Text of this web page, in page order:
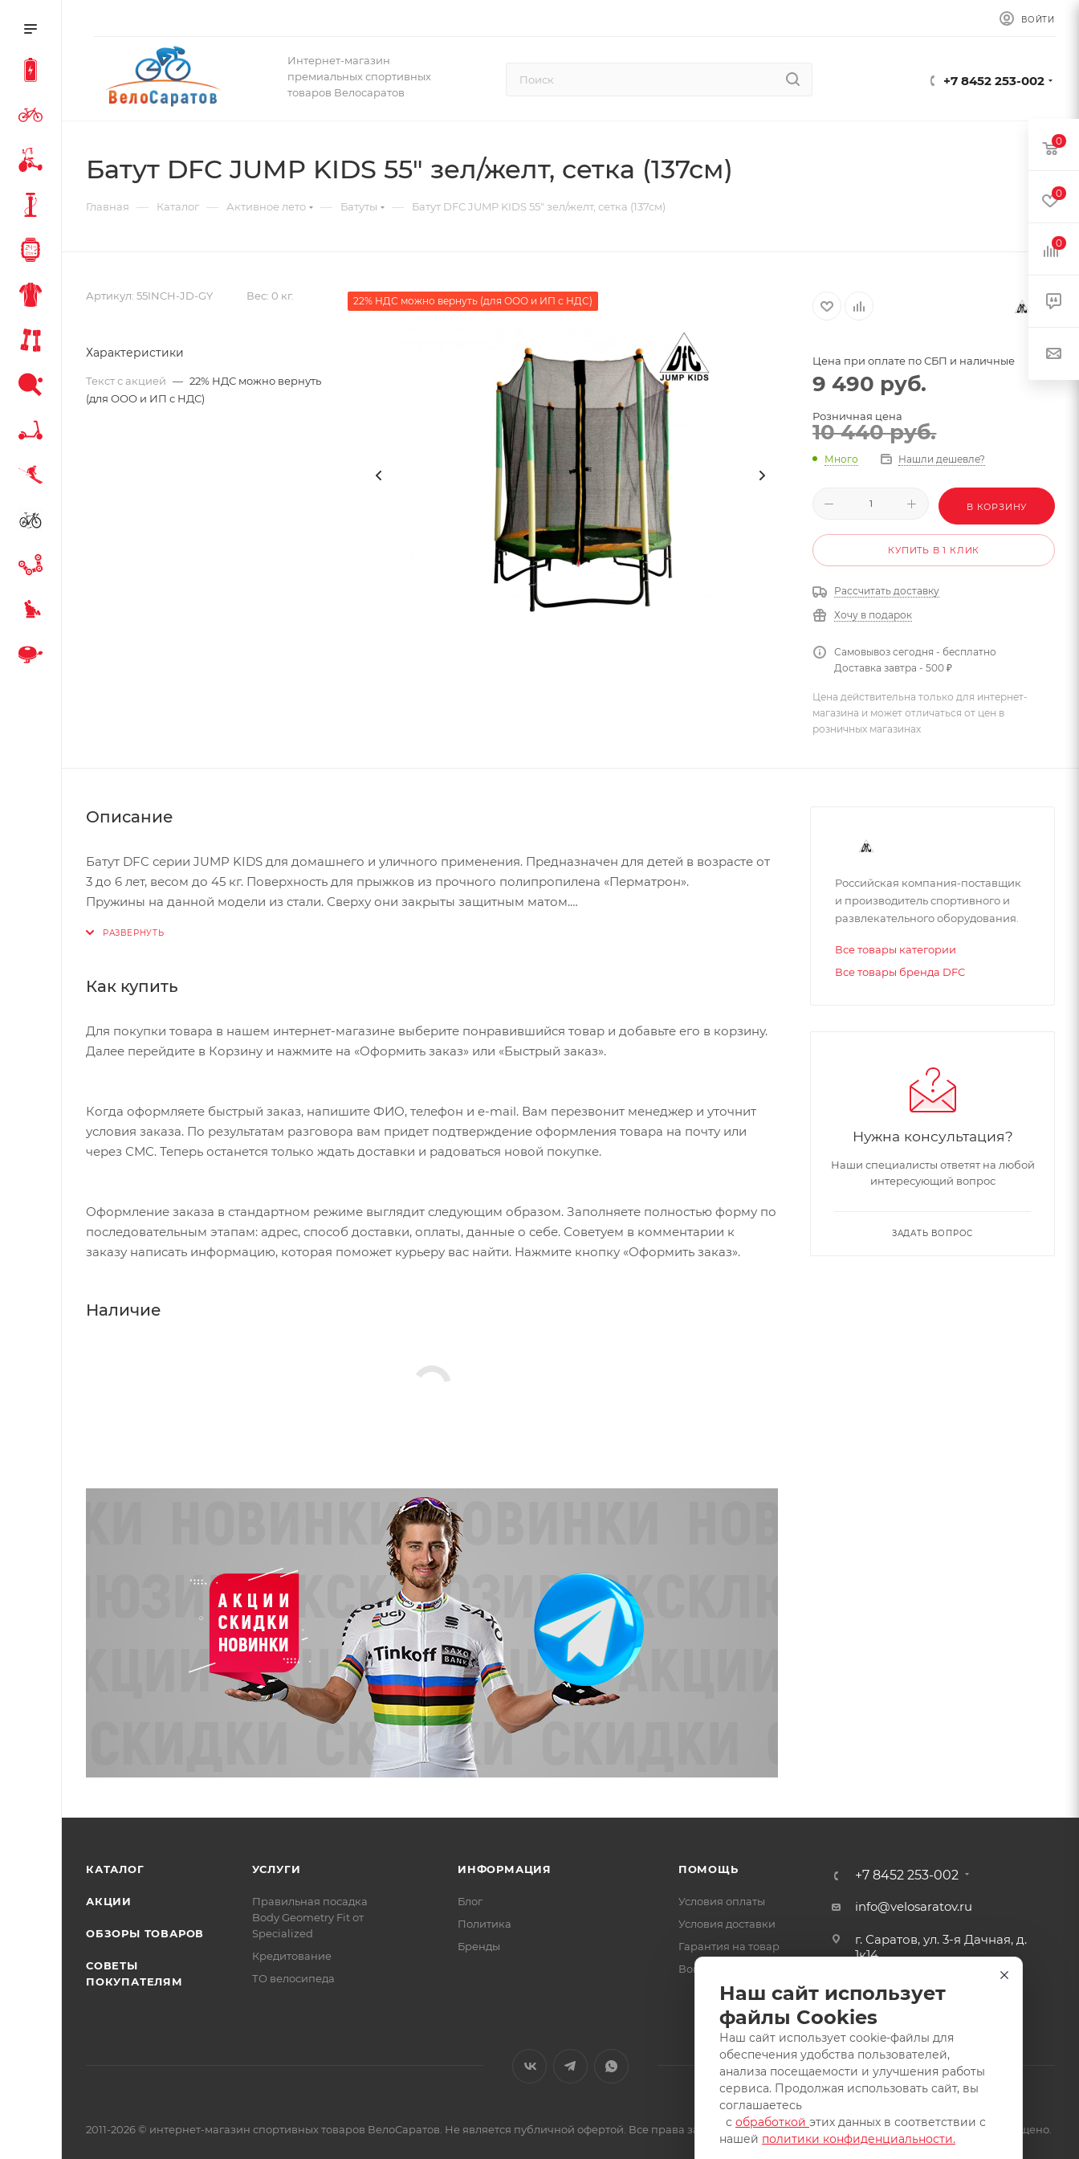
ВОЙТИ
Интернет-магазин
премиальных спортивных
товаров Велосаратов
+7 8452 253-002
Батут DFC JUMP KIDS 55" зел/желт, сетка (137см)
Главная — Каталог — Активное лето — Батуты — Батут DFC JUMP KIDS 55" зел/желт, сетка (137см)
22% НДС можно вернуть (для ООО и ИП с НДС)
Артикул: 55INCH-JD-GY Вес: 0 кг.
Характеристики
Текст с акцией — 22% НДС можно вернуть
(для ООО и ИП с НДС)
Цена при оплате по СБП и наличные
9 490 руб.
Розничная цена
10 440руб.
Много Нашли дешевле?
В КОРЗИНУ
КУПИТЬ В 1 КЛИК
Рассчитать доставку
Хочу в подарок
Самовывоз сегодня - бесплатно
Доставка завтра - 500 ₽
Цена действительна только для интернет-
магазина и может отличаться от цен в
розничных магазинах
Описание
Батут DFC серии JUMP KIDS для домашнего и уличного применения. Предназначен для детей в возрасте от
3 до 6 лет, весом до 45 кг. Поверхность для прыжков из прочного полипропилена «Перматрон».
Пружины на данной модели из стали. Сверху они закрыты защитным матом.
Как купить
Для покупки товара в нашем интернет-магазине выберите понравившийся товар и добавьте его в корзину.
Далее перейдите в Корзину и нажмите на «Оформить заказ» или «Быстрый заказ».
Когда оформляете быстрый заказ, напишите ФИО, телефон и e-mail. Вам перезвонит менеджер и уточнит
условия заказа. По результатам разговора вам придет подтверждение оформления товара на почту или
через СМС. Теперь останется только ждать доставки и радоваться новой покупке.
Оформление заказа в стандартном режиме выглядит следующим образом. Заполняете полностью форму по
последовательным этапам: адрес, способ доставки, оплаты, данные о себе. Советуем в комментарии к
заказу написать информацию, которая поможет курьеру вас найти. Нажмите кнопку «Оформить заказ».
Наличие
Российская компания-поставщик
и производитель спортивного и
развлекательного оборудования.
Все товары категории
Все товары бренда DFC
Нужна консультация?
Наши специалисты ответят на любой
интересующий вопрос
ЗАДАТЬ ВОПРОС
КАТАЛОГ
АКЦИИ
ОБЗОРЫ ТОВАРОВ
СОВЕТЫ
ПОКУПАТЕЛЯМ
УСЛУГИ
Правильная посадка
Body Geometry Fit от
Specialized
Кредитование
ТО велосипеда
ИНФОРМАЦИЯ
Блог
Политика
Бренды
ПОМОЩЬ
Условия оплаты
Условия доставки
Гарантия на товар
Вопрос-ответ
+7 8452 253-002
info@velosaratov.ru
г. Саратов, ул. 3-я Дачная, д.
1к14
2011-2026 © интернет-магазин спортивных товаров ВелоСаратов. Не является публичной офертой. Все права защищены. Заимствование материалов и фотографий запрещено.
Наш сайт использует
файлы Cookies
Наш сайт использует cookie-файлы для
обеспечения удобства пользователей,
анализа посещаемости и улучшения работы
сервиса. Продолжая использовать сайт, вы
соглашаетесь
с обработкой этих данных в соответствии с
нашей политики конфиденциальности.
0
0
0